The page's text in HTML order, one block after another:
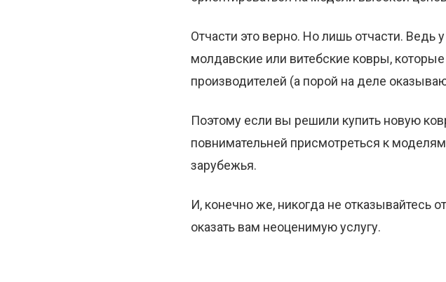
Отчасти это верно. Но лишь отчасти. Ведь
молдавские или витебские ковры,
производителей (а порой на деле
Поэтому если вы решили купить новую
повнимательней присмотреться к
зарубежья.
И, конечно же, никогда не отказывайтесь
оказать вам неоценимую услугу.